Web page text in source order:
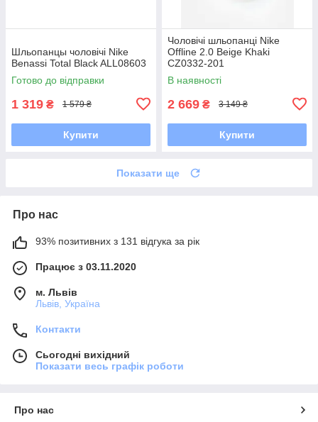
Шльопанцы чоловічі Nike
Benassi Total Black ALL08603
Готово до відправки
1 319 ₴ 1 579 ₴
Купити
Чоловічі шльопанці Nike
Offline 2.0 Beige Khaki
CZ0332-201
В наявності
2 669 ₴ 3 149 ₴
Купити
Показати ще
Про нас
93% позитивних з 131 відгука за рік
Працює з 03.11.2020
м. Львів
Львів, Україна
Контакти
Сьогодні вихідний
Показати весь графік роботи
Про нас